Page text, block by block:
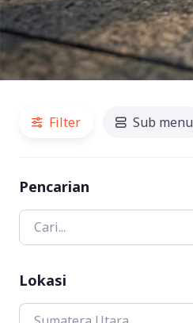
Filter Sub menu
Pencarian
Lokasi